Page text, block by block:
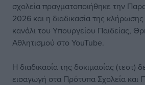
σχολεία πραγματοποιήθηκε την
2026 και η διαδικασία της κλήρωσης
κανάλι του Υπουργείου Παιδείας,
Αθλητισμού στο YouTube.
Η διαδικασία της δοκιμασίας (τεστ)
εισαγωγή στα Πρότυπα Σχολεία και